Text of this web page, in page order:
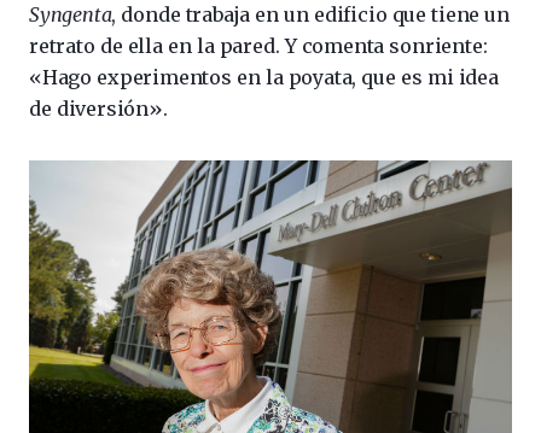
Syngenta, donde trabaja en un edificio que tiene un
retrato de ella en la pared. Y comenta sonriente:
«Hago experimentos en la poyata, que es mi idea
de diversión».